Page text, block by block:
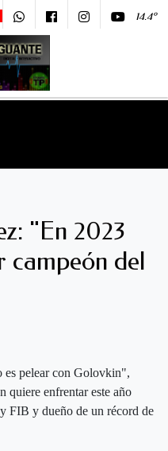
14.4º
"En 2023
campeón del
es pelear con Golovkin",
quiere enfrentar este año
FIB y dueño de un récord de